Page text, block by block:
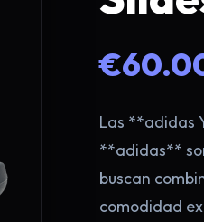
Las **adidas
**adidas**
buscan
comodidad